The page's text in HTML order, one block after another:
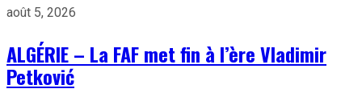
août 5, 2026
ALGÉRIE – La FAF met fin à l’ère Vladimir
Petković